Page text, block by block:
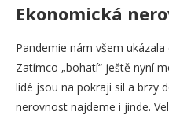
Ekonomická
Pandemie nám všem
Zatímco „bohatí“ ještě nyní
lidé jsou na pokraji sil a brzy
nerovnost najdeme i jinde.